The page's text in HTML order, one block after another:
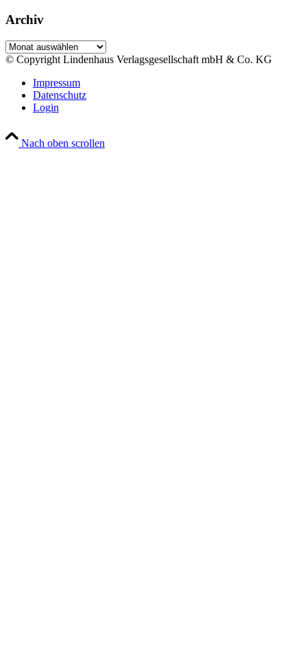
Archiv
Archiv
© Copyright Lindenhaus Verlagsgesellschaft mbH & Co. KG
Impressum
Datenschutz
Login
Nach oben scrollen